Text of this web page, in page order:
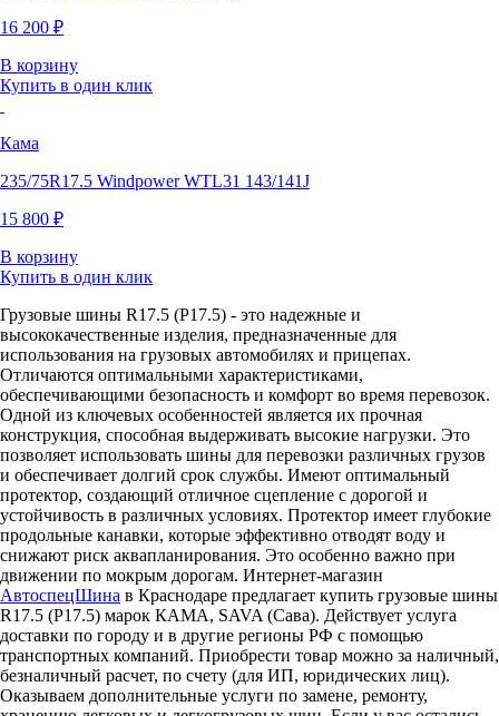
16 200 ₽
В корзину
Купить в один клик
Кама
235/75R17.5 Windpower WTL31 143/141J
15 800 ₽
В корзину
Купить в один клик
Грузовые шины R17.5 (Р17.5) - это надежные и
высококачественные изделия, предназначенные для
использования на грузовых автомобилях и прицепах.
Отличаются оптимальными характеристиками,
обеспечивающими безопасность и комфорт во время перевозок.
Одной из ключевых особенностей является их прочная
конструкция, способная выдерживать высокие нагрузки. Это
позволяет использовать шины для перевозки различных грузов
и обеспечивает долгий срок службы. Имеют оптимальный
протектор, создающий отличное сцепление с дорогой и
устойчивость в различных условиях. Протектор имеет глубокие
продольные канавки, которые эффективно отводят воду и
снижают риск аквапланирования. Это особенно важно при
движении по мокрым дорогам. Интернет-магазин
АвтоспецШина в Краснодаре предлагает купить грузовые шины
R17.5 (Р17.5) марок КАМА, SAVA (Сава). Действует услуга
доставки по городу и в другие регионы РФ с помощью
транспортных компаний. Приобрести товар можно за наличный,
безналичный расчет, по счету (для ИП, юридических лиц).
Оказываем дополнительные услуги по замене, ремонту,